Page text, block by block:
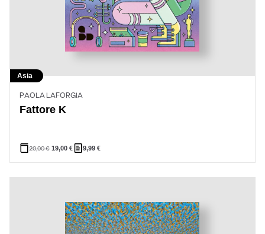
Asia
PAOLA LAFORGIA
Fattore K
20,00€ 19,00€ 9,99 €